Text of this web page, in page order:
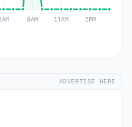
ADVERTISE HERE